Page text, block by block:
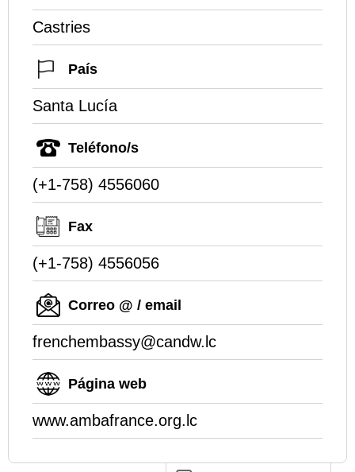
Castries
País
Santa Lucía
Teléfono/s
(+1-758) 4556060
Fax
(+1-758) 4556056
Correo @ / email
frenchembassy@candw.lc
Página web
www.ambafrance.org.lc